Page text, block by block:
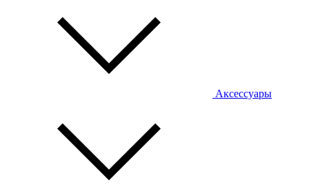
Аксессуары